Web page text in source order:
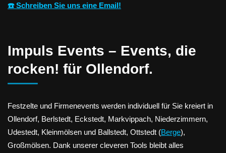
☎️ Schreiben Sie uns eine Email!
Impuls Events – Events, die
rocken! für Ollendorf.
Festzelte und Firmenevents werden individuell für Sie kreiert in
Ollendorf, Berlstedt, Eckstedt, Markvippach, Niederzimmern,
Udestedt, Kleinmölsen und Ballstedt, Ottstedt (Berge),
Großmölsen. Dank unserer cleveren Tools bleibt alles